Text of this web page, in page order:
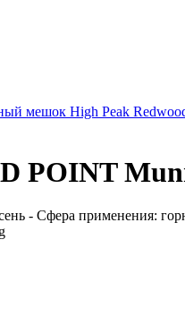
мешок High Peak
POINT
- Сфера применения: